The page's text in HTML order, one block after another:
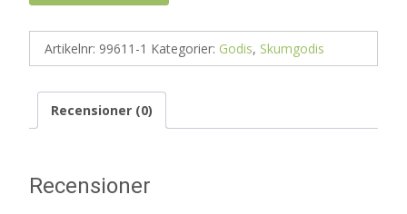
Artikelnr: 99611-1 Kategorier: Godis, Skumgodis
Recensioner (0)
Recensioner